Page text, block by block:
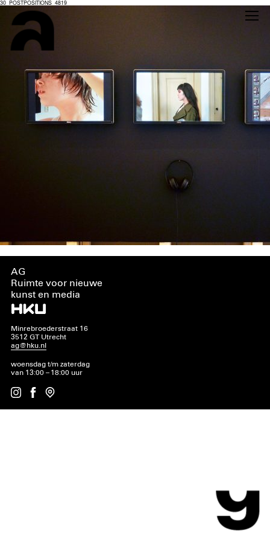
30_POSTPOSITIONS_4819
AG
Ruimte voor nieuwe
kunst en media
Minrebroederstraat 16
3512 GT Utrecht
ag@hku.nl
woensdag t/m zaterdag
van 13:00 – 18:00 uur